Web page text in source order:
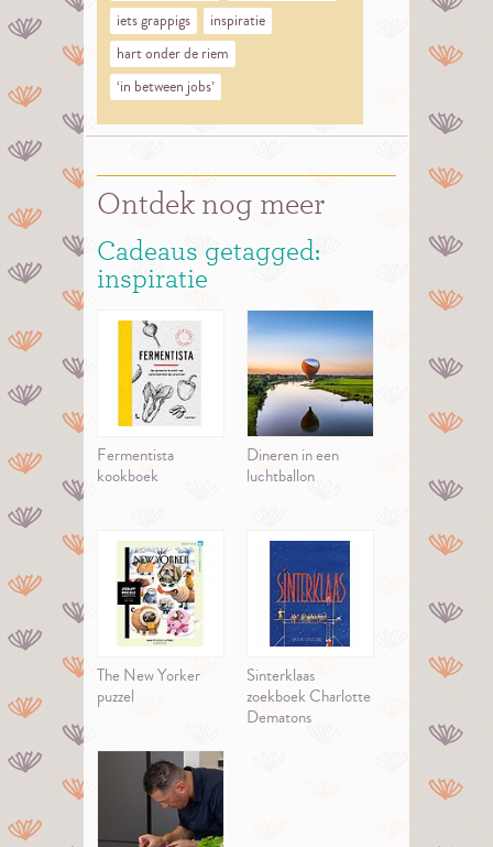
iets grappigs
inspiratie
hart onder de riem
‘in between jobs’
Ontdek nog meer
Cadeaus getagged:
inspiratie
Fermentista
kookboek
Dineren in een
luchtballon
The New Yorker
puzzel
Sinterklaas
zoekboek Charlotte
Dematons